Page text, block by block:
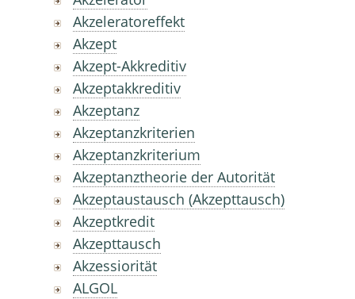
Akzeleratoreffekt
Akzept
Akzept-Akkreditiv
Akzeptakkreditiv
Akzeptanz
Akzeptanzkriterien
Akzeptanzkriterium
Akzeptanztheorie der Autorität
Akzeptaustausch (Akzepttausch)
Akzeptkredit
Akzepttausch
Akzessiorität
ALGOL